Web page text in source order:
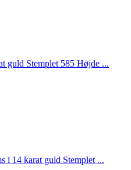
guld Stemplet 585 Højde ...
i 14 karat guld Stemplet ...